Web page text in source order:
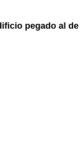
pegado al de